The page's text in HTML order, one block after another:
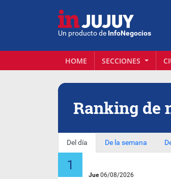
Un producto de InfoNegocios
HOME SECCIONES
Ranking de
Del día De la semana
Jue06/08/2026